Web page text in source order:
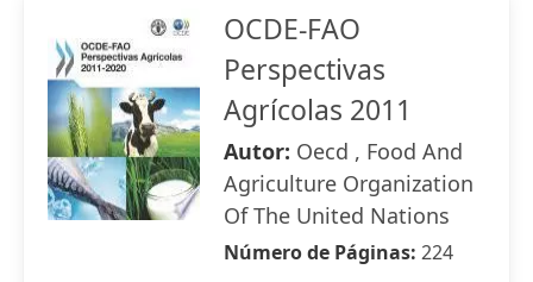
OCDE-FAO
Perspectivas
Agrícolas 2011
Autor: Oecd , Food And
Agriculture Organization
Of The United Nations
Número de Páginas: 224